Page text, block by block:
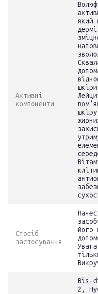
Активні
компоненти
який
Спосіб
застосування
його
Bis-
2,